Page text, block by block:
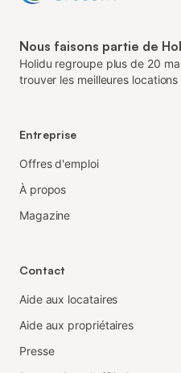
Nous faisons partie de
Holidu regroupe plus de 20
trouver les meilleures
Entreprise
Offres d'emploi
À propos
Magazine
Contact
Aide aux locataires
Aide aux propriétaires
Presse